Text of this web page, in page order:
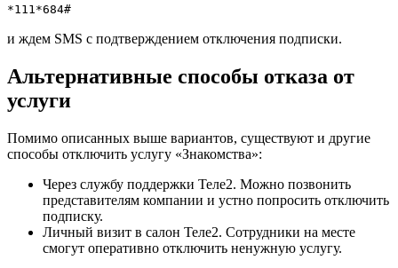
*111*684#
и ждем SMS с подтверждением отключения подписки.
Альтернативные способы отказа от
услуги
Помимо описанных выше вариантов, существуют и другие
способы отключить услугу «Знакомства»:
Через службу поддержки Теле2. Можно позвонить
представителям компании и устно попросить отключить
подписку.
Личный визит в салон Теле2. Сотрудники на месте
смогут оперативно отключить ненужную услугу.